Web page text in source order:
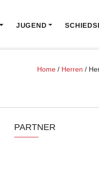
JUGEND
Home / Herren /
PARTNER